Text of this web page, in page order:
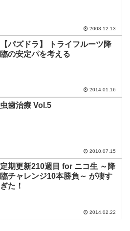
2008.12.13
【パズドラ】 トライフルーツ降
臨の安定パを考える
2014.01.16
虫歯治療 Vol.5
2010.07.15
定期更新210週目 for ニコ生 ～降
臨チャレンジ10本勝負～ が凄す
ぎた！
2014.02.22